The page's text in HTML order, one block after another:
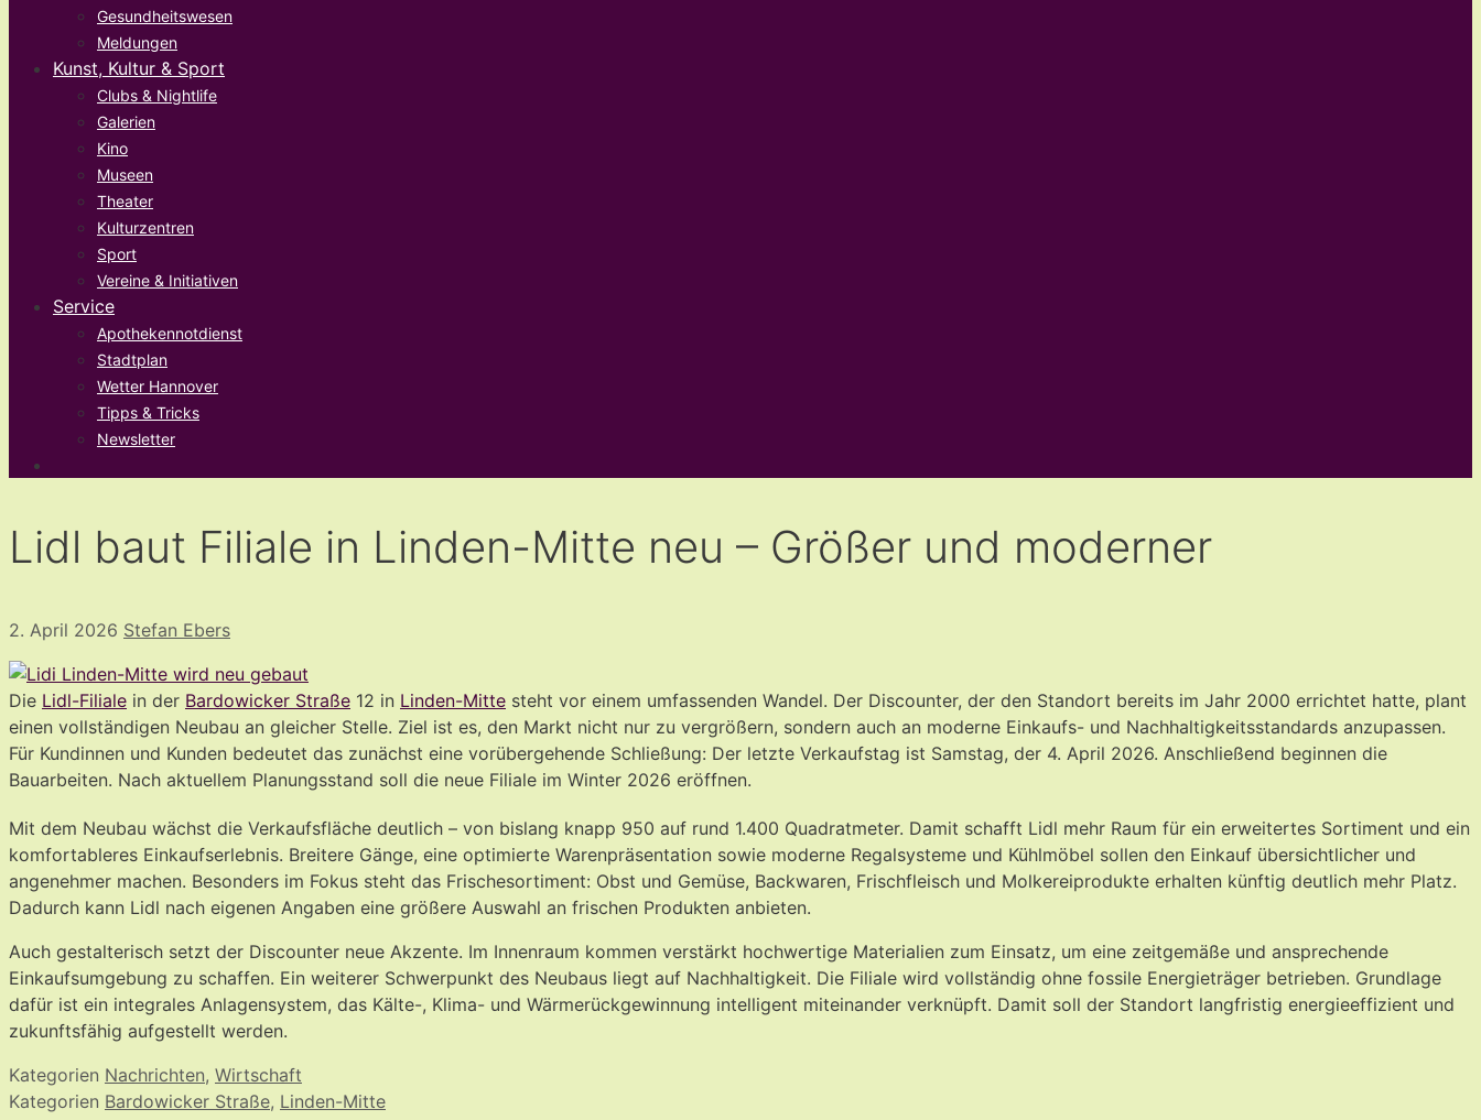
Gesundheitswesen
Meldungen
Kunst, Kultur & Sport
Clubs & Nightlife
Galerien
Kino
Museen
Theater
Kulturzentren
Sport
Vereine & Initiativen
Service
Apothekennotdienst
Stadtplan
Wetter Hannover
Tipps & Tricks
Newsletter
Lidl baut Filiale in Linden-Mitte neu – Größer und moderner
2. April 2026 Stefan Ebers
Die Lidl-Filiale in der Bardowicker Straße 12 in Linden-Mitte steht vor einem umfassenden Wandel. Der Discounter, der den Standort bereits im Jahr 2000 errichtet hatte, plant
einen vollständigen Neubau an gleicher Stelle. Ziel ist es, den Markt nicht nur zu vergrößern, sondern auch an moderne Einkaufs- und Nachhaltigkeitsstandards anzupassen.
Für Kundinnen und Kunden bedeutet das zunächst eine vorübergehende Schließung: Der letzte Verkaufstag ist Samstag, der 4. April 2026. Anschließend beginnen die
Bauarbeiten. Nach aktuellem Planungsstand soll die neue Filiale im Winter 2026 eröffnen.
Mit dem Neubau wächst die Verkaufsfläche deutlich – von bislang knapp 950 auf rund 1.400 Quadratmeter. Damit schafft Lidl mehr Raum für ein erweitertes Sortiment und ein
komfortableres Einkaufserlebnis. Breitere Gänge, eine optimierte Warenpräsentation sowie moderne Regalsysteme und Kühlmöbel sollen den Einkauf übersichtlicher und
angenehmer machen. Besonders im Fokus steht das Frischesortiment: Obst und Gemüse, Backwaren, Frischfleisch und Molkereiprodukte erhalten künftig deutlich mehr Platz.
Dadurch kann Lidl nach eigenen Angaben eine größere Auswahl an frischen Produkten anbieten.
Auch gestalterisch setzt der Discounter neue Akzente. Im Innenraum kommen verstärkt hochwertige Materialien zum Einsatz, um eine zeitgemäße und ansprechende
Einkaufsumgebung zu schaffen. Ein weiterer Schwerpunkt des Neubaus liegt auf Nachhaltigkeit. Die Filiale wird vollständig ohne fossile Energieträger betrieben. Grundlage
dafür ist ein integrales Anlagensystem, das Kälte-, Klima- und Wärmerückgewinnung intelligent miteinander verknüpft. Damit soll der Standort langfristig energieeffizient und
zukunftsfähig aufgestellt werden.
Kategorien Nachrichten, Wirtschaft
Kategorien Bardowicker Straße, Linden-Mitte